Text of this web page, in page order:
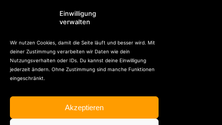
Einwilligung
verwalten
Wir nutzen Cookies, damit die Seite läuft und besser wird. Mit
deiner Zustimmung verarbeiten wir Daten wie dein
Nutzungsverhalten oder IDs. Du kannst deine Einwilligung
jederzeit ändern. Ohne Zustimmung sind manche Funktionen
eingeschränkt.
Akzeptieren